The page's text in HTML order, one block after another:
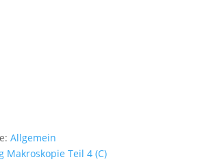
Allgemein
Teil 4 (C)